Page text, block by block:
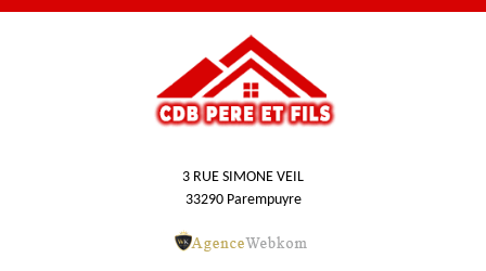
3 RUE SIMONE VEIL
33290 Parempuyre